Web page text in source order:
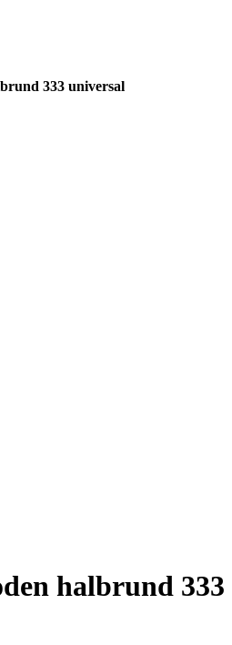
333 universal
halbrund 333